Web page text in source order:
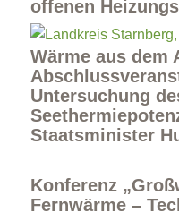
offenen
Wärme aus dem
Untersuchung
Staatsminister
Konferenz
Fernwärme –